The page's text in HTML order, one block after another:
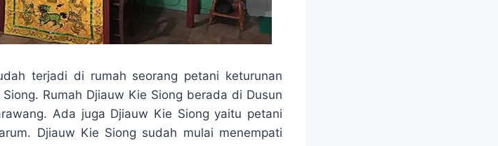
terjadi di rumah seorang petani keturunan
Rumah Djiauw Kie Siong berada di Dusun
Ada juga Djiauw Kie Siong yaitu petani
Djiauw Kie Siong sudah mulai menempati